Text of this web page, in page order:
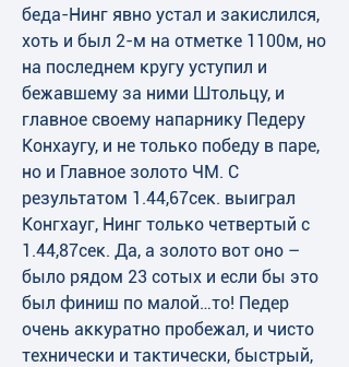
беда-Нинг явно устал и закислился,
хоть и был 2-м на отметке 1100м, но
на последнем кругу уступил и
бежавшему за ними Штольцу, и
главное своему напарнику Педеру
Конхаугу, и не только победу в паре,
но и Главное золото ЧМ. С
результатом 1.44,67сек. выиграл
Конгхауг, Нинг только четвертый с
1.44,87сек. Да, а золото вот оно –
было рядом 23 сотых и если бы это
был финиш по малой…то! Педер
очень аккуратно пробежал, и чисто
технически и тактически, быстрый,